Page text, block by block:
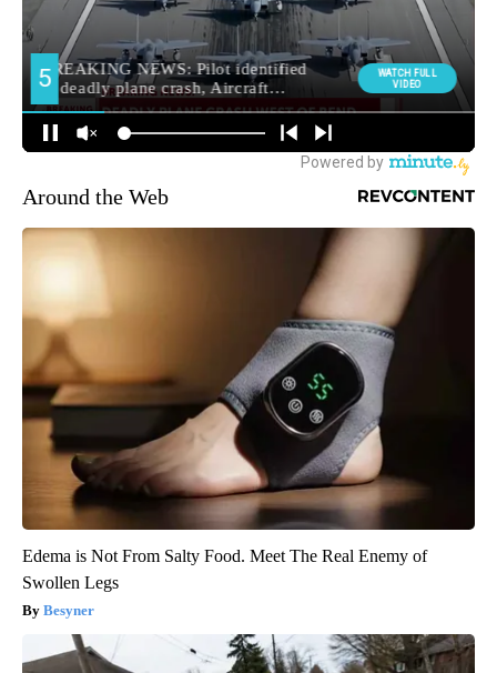
Around the Web
Edema is Not From Salty Food. Meet The Real Enemy of
Swollen Legs
Besyner